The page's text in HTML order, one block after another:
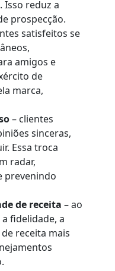
Isso reduz a
prospecção.
satisfeitos se
amigos e
de
marca,
– clientes
sinceras,
Essa troca
radar,
prevenindo
de receita – ao
fidelidade, a
receita mais